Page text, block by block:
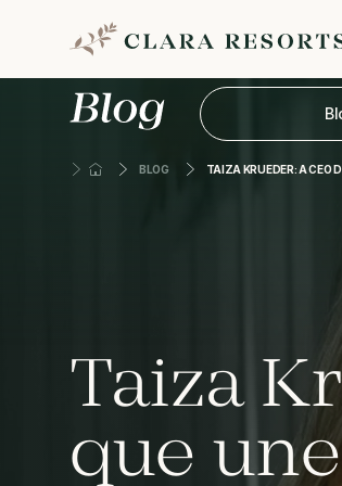
BLOG TAIZA KRUEDER: A CEO
Taiza
que